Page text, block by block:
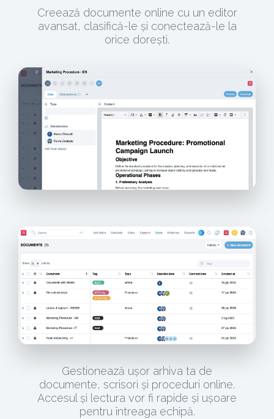
Creează documente online cu un editor
avansat, clasifică-le și conectează-le la
orice dorești.
Gestionează ușor arhiva ta de
documente, scrisori și proceduri online.
Accesul și lectura vor fi rapide și ușoare
pentru întreaga echipă.